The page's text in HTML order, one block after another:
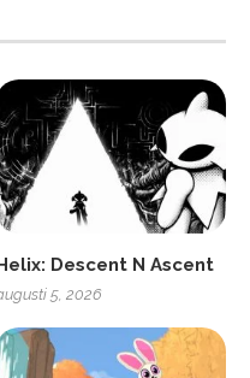
Descent N Ascent
5, 2026